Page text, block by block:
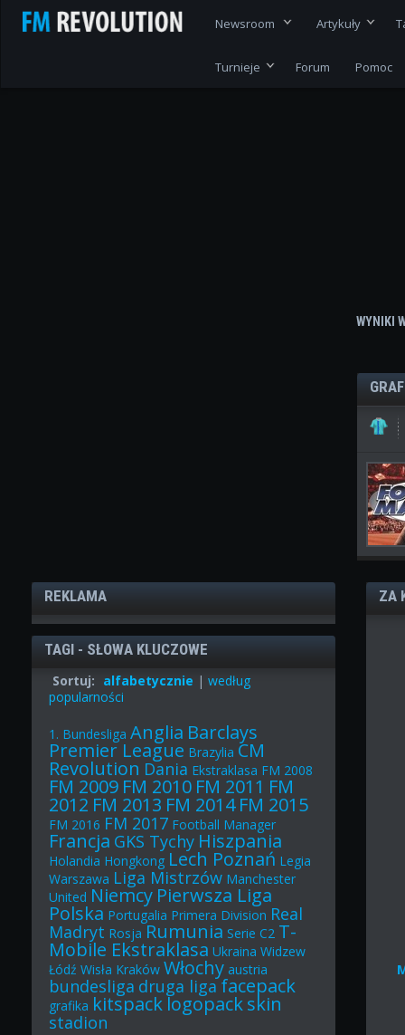
Newsroom Artykuły
Turnieje Forum Pomoc
WYNIKI
REKLAMA
TAGI - SŁOWA KLUCZOWE
Sortuj: alfabetycznie |według
popularności
1. Bundesliga Anglia Barclays
Premier League Brazylia CM
Revolution Dania Ekstraklasa FM 2008
FM 2009 FM 2010 FM 2011 FM
2012 FM 2013 FM 2014 FM 2015
FM 2016 FM 2017 Football Manager
Francja GKS Tychy Hiszpania
Holandia Hongkong Lech Poznań Legia
Warszawa Liga Mistrzów Manchester
United Niemcy Pierwsza Liga
Polska Portugalia Primera Division Real
Madryt Rosja Rumunia Serie C2 T-
Mobile Ekstraklasa Ukraina Widzew
Łódź Wisła Kraków Włochy austria
bundesliga druga ligafacepack
grafika kitspacklogopackskin
stadion
ZA